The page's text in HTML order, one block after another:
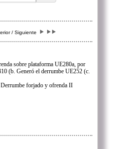
/ Siguiente
sobre plataforma UE280a, por
(b. Generó el derrumbe UE252 (c.
forjado y ofrenda II